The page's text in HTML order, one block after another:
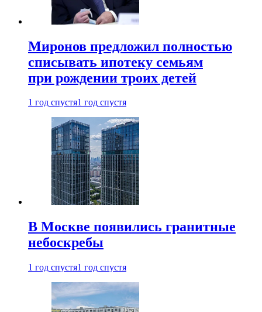
Миронов предложил полностью
списывать ипотеку семьям
при рождении троих детей
1 год спустя1 год спустя
В Москве появились гранитные
небоскребы
1 год спустя1 год спустя